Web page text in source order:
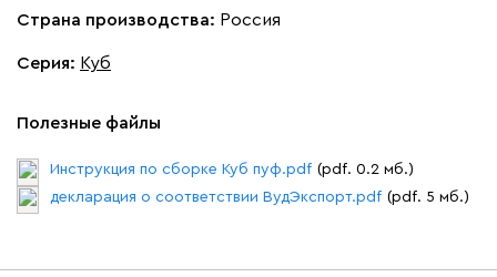
Страна производства: Россия
Серия: Куб
Полезные файлы
Инструкция по сборке Куб пуф.pdf (pdf. 0.2 мб.)
декларация о соответствии ВудЭкспорт.pdf (pdf. 5 мб.)